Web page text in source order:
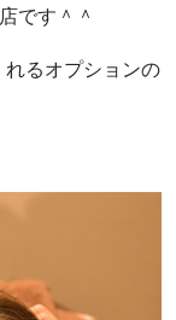
です＾＾
るオプションの